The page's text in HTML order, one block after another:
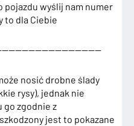
pojazdu wyślij nam numer
to dla Ciebie
nosić drobne ślady
rysy), jednak nie
go zgodnie z
jest to pokazane